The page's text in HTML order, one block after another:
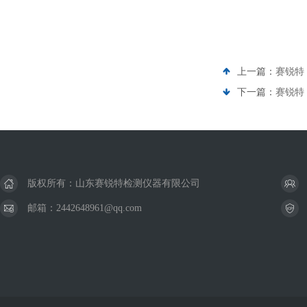
上一篇： 赛锐特
下一篇： 赛锐特
版权所有：山东赛锐特检测仪器有限公司
邮箱：2442648961@qq.com